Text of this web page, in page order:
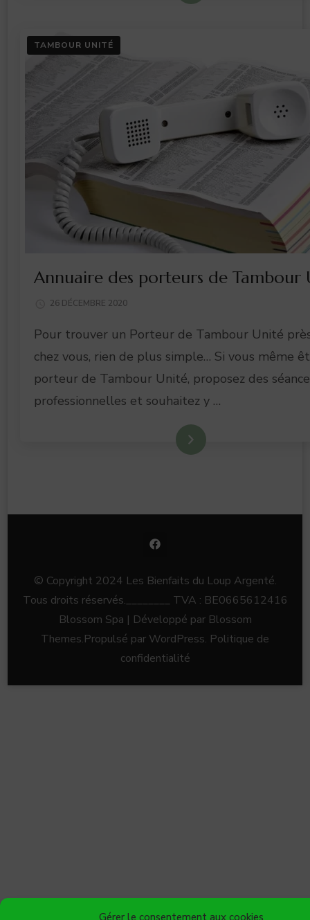
Gérer le consentement aux cookies
TAMBOUR UNITÉ
Annuaire des porteurs de Tambour
26 DÉCEMBRE 2020
Pour trouver un Porteur de Tambour Unité
chez vous, rien de plus simple… Si vous même
porteur de Tambour Unité, proposez des
professionnelles et souhaitez y …
En lire plus
© Copyright 2024 Les Bienfaits du Loup Argenté.
Tous droits réservés.________ TVA : BE0665612416
Blossom Spa | Développé par Blossom
Themes.Propulsé par WordPress. Politique de
confidentialité